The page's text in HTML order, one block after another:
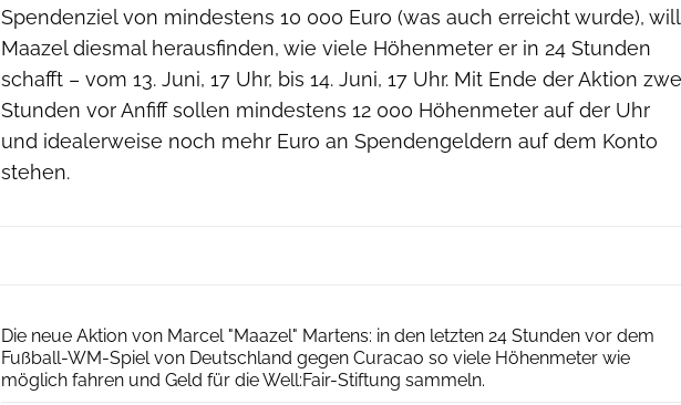
Spendenziel von mindestens 10 000 Euro (was auch erreicht wurde), will
Maazel diesmal herausfinden, wie viele Höhenmeter er in 24 Stunden
schafft – vom 13. Juni, 17 Uhr, bis 14. Juni, 17 Uhr. Mit Ende der Aktion
Stunden vor Anfiff sollen mindestens 12 000 Höhenmeter auf der Uhr
und idealerweise noch mehr Euro an Spendengeldern auf dem Konto
stehen.
Die neue Aktion von Marcel "Maazel" Martens: in den letzten 24 Stunden vor dem
Fußball-WM-Spiel von Deutschland gegen Curacao so viele Höhenmeter wie
möglich fahren und Geld für die Well:Fair-Stiftung sammeln.